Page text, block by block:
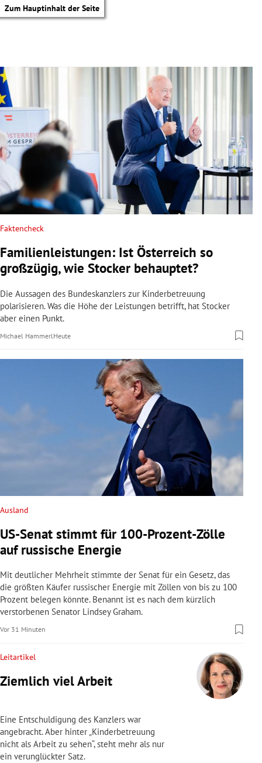
Zum Hauptinhalt der Seite
Untermenü
Untermenü
Untermenü
Untermenü
Untermenü
Untermenü
Faktencheck
Familienleistungen: Ist Österreich so
großzügig, wie Stocker behauptet?
Die Aussagen des Bundeskanzlers zur Kinderbetreuung
polarisieren. Was die Höhe der Leistungen betrifft, hat Stocker
aber einen Punkt.
Michael Hammerl Heute
Ausland
US-Senat stimmt für 100-Prozent-Zölle
auf russische Energie
Mit deutlicher Mehrheit stimmte der Senat für ein Gesetz, das
die größten Käufer russischer Energie mit Zöllen von bis zu 100
Prozent belegen könnte. Benannt ist es nach dem kürzlich
verstorbenen Senator Lindsey Graham.
Vor 31 Minuten
Leitartikel
Ziemlich viel Arbeit
Eine Entschuldigung des Kanzlers war
angebracht. Aber hinter „Kinderbetreuung
nicht als Arbeit zu sehen“, steht mehr als nur
ein verunglückter Satz.